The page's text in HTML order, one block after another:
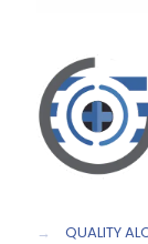
→
QUALITY